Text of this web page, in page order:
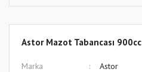
Astor Mazot Tabancası 900cc
Marka
Astor